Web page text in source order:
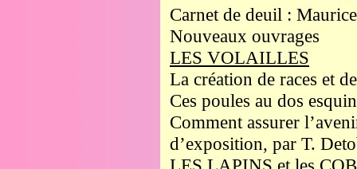
Carnet de deuil :
Nouveaux ouvrages
LES VOLAILLES
La création de races et
Ces poules au dos
Comment assurer
d’exposition, par T.